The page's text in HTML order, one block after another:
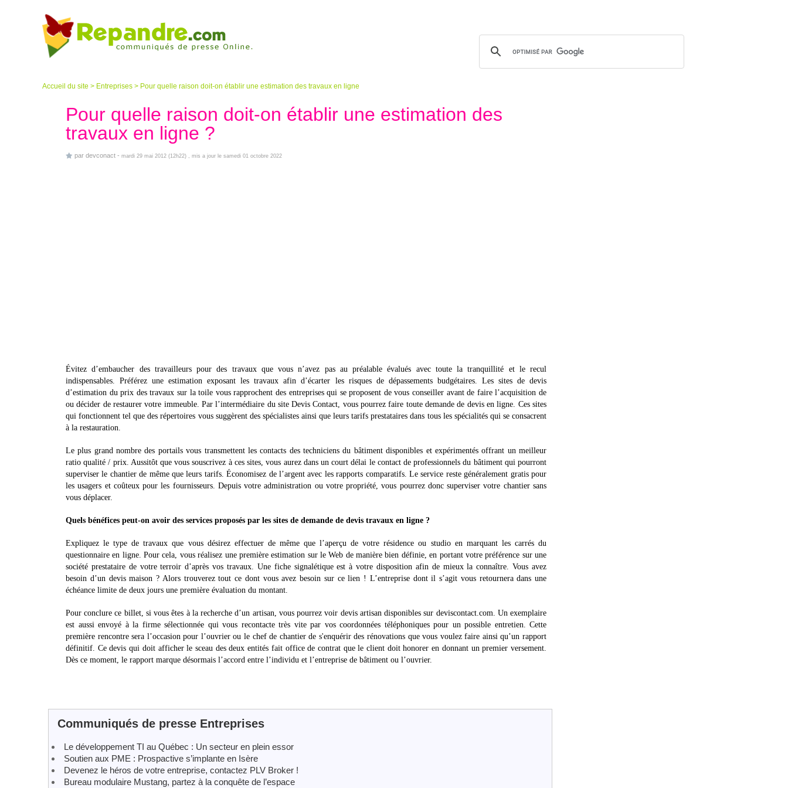
Accueil du site > Entreprises > Pour quelle raison doit-on établir une estimation des travaux en ligne
Pour quelle raison doit-on établir une estimation des
travaux en ligne ?
par devconact - mardi 29 mai 2012 (12h22) , mis a jour le samedi 01 octobre 2022
Évitez d’embaucher des travailleurs pour des travaux que vous n’avez pas au préalable évalués avec toute la tranquillité et le recul
indispensables. Préférez une estimation exposant les travaux afin d’écarter les risques de dépassements budgétaires. Les sites de devis
d’estimation du prix des travaux sur la toile vous rapprochent des entreprises qui se proposent de vous conseiller avant de faire l’acquisition de
ou décider de restaurer votre immeuble. Par l’intermédiaire du site Devis Contact, vous pourrez faire toute demande de devis en ligne. Ces sites
qui fonctionnent tel que des répertoires vous suggèrent des spécialistes ainsi que leurs tarifs prestataires dans tous les spécialités qui se consacrent
à la restauration.
Le plus grand nombre des portails vous transmettent les contacts des techniciens du bâtiment disponibles et expérimentés offrant un meilleur
ratio qualité / prix. Aussitôt que vous souscrivez à ces sites, vous aurez dans un court délai le contact de professionnels du bâtiment qui pourront
superviser le chantier de même que leurs tarifs. Économisez de l’argent avec les rapports comparatifs. Le service reste généralement gratis pour
les usagers et coûteux pour les fournisseurs. Depuis votre administration ou votre propriété, vous pourrez donc superviser votre chantier sans
vous déplacer.
Quels bénéfices peut-on avoir des services proposés par les sites de demande de devis travaux en ligne ?
Expliquez le type de travaux que vous désirez effectuer de même que l’aperçu de votre résidence ou studio en marquant les carrés du
questionnaire en ligne. Pour cela, vous réalisez une première estimation sur le Web de manière bien définie, en portant votre préférence sur une
société prestataire de votre terroir d’après vos travaux. Une fiche signalétique est à votre disposition afin de mieux la connaître. Vous avez
besoin d’un devis maison ? Alors trouverez tout ce dont vous avez besoin sur ce lien ! L’entreprise dont il s’agit vous retournera dans une
échéance limite de deux jours une première évaluation du montant.
Pour conclure ce billet, si vous êtes à la recherche d’un artisan, vous pourrez voir devis artisan disponibles sur deviscontact.com. Un exemplaire
est aussi envoyé à la firme sélectionnée qui vous recontacte très vite par vos coordonnées téléphoniques pour un possible entretien. Cette
première rencontre sera l’occasion pour l’ouvrier ou le chef de chantier de s'enquérir des rénovations que vous voulez faire ainsi qu’un rapport
définitif. Ce devis qui doit afficher le sceau des deux entités fait office de contrat que le client doit honorer en donnant un premier versement.
Dès ce moment, le rapport marque désormais l’accord entre l’individu et l’entreprise de bâtiment ou l’ouvrier.
Communiqués de presse Entreprises
Le développement TI au Québec : Un secteur en plein essor
Soutien aux PME : Prospactive s’implante en Isère
Devenez le héros de votre entreprise, contactez PLV Broker !
Bureau modulaire Mustang, partez à la conquête de l’espace